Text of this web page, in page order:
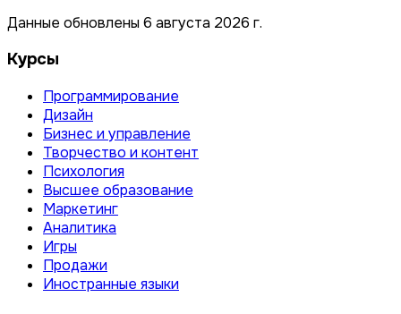
Данные обновлены 6 августа 2026 г.
Курсы
Программирование
Дизайн
Бизнес и управление
Творчество и контент
Психология
Высшее образование
Маркетинг
Аналитика
Игры
Продажи
Иностранные языки